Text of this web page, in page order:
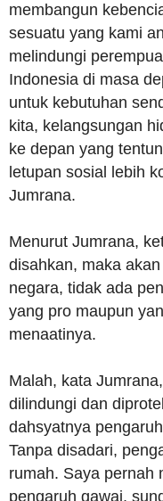
membangun
sesuatu yang kami
melindungi
Indonesia di masa
untuk kebutuhan
kita, kelangsungan
ke depan yang
letupan sosial lebih
Jumrana.
Menurut Jumrana,
disahkan, maka
negara, tidak ada
yang pro maupun
menaatinya.
Malah, kata
dilindungi dan
dahsyatnya
Tanpa disadari,
rumah. Saya pernah
pengaruh gawai,